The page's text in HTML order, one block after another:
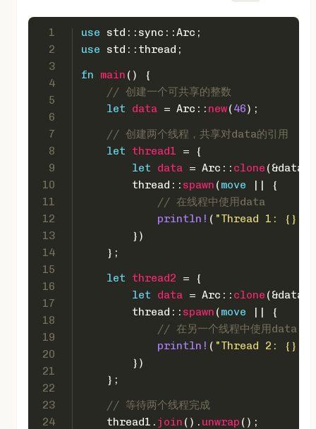
1
2
3
4
5
6
7
8
9
10
11
12
13
14
15
16
17
18
19
20
21
22
23
24
use std::sync::Arc;
use std::thread;
fn
main () {
// 创建一个可共享的整数
let
data = Arc:: new(46);
// 创建两个线程，共享对data的引用
let
thread1 = {
let
data = Arc:: clone (&data);
        thread::
spawn (move || {
// 在线程中使用data
println! ( "Thread 1: {}"
        })
    };
let
thread2 = {
let
data = Arc:: clone (&data);
        thread::
spawn (move || {
// 在另一个线程中使用data
println! ( "Thread 2: {}"
        })
    };
// 等待两个线程完成
    thread1.
join (). unwrap ();